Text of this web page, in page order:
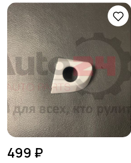
499 ₽